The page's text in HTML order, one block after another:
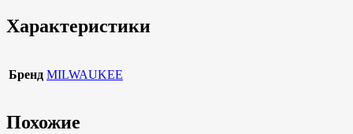
Характеристики
Бренд MILWAUKEE
Похожие